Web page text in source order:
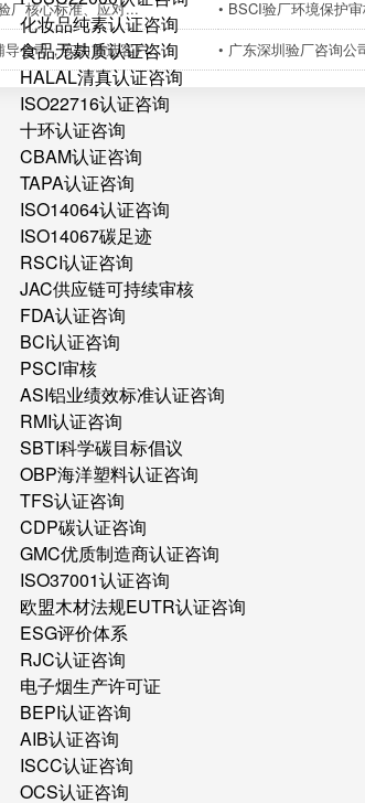
化妆品纯素认证咨询
食品无麸质认证咨询
HALAL清真认证咨询
ISO22716认证咨询
十环认证咨询
CBAM认证咨询
TAPA认证咨询
ISO14064认证咨询
ISO14067碳足迹
RSCI认证咨询
JAC供应链可持续审核
FDA认证咨询
BCI认证咨询
PSCI审核
ASI铝业绩效标准认证咨询
RMI认证咨询
SBTI科学碳目标倡议
OBP海洋塑料认证咨询
TFS认证咨询
CDP碳认证咨询
GMC优质制造商认证咨询
ISO37001认证咨询
欧盟木材法规EUTR认证咨询
ESG评价体系
RJC认证咨询
电子烟生产许可证
BEPI认证咨询
AIB认证咨询
ISCC认证咨询
OCS认证咨询
厂核心标准、应对...
导公司，实力首选客户...
• BSCI验厂环境保护审
• 广东深圳验厂咨询